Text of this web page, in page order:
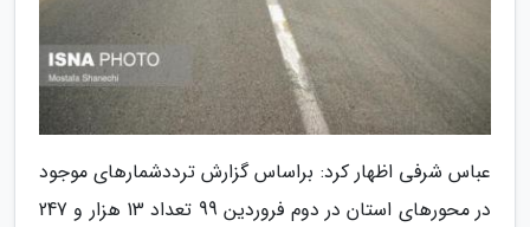
عباس شرفی اظهار کرد: براساس گزارش ترددشمارهای موجود
در محورهای استان در دوم فروردین 99 تعداد 13 هزار و 247